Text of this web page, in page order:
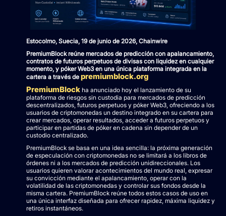
Estocolmo, Suecia, 19 de junio de 2026, Chainwire
PremiumBlock reúne mercados de predicción con apalancamiento,
contratos de futuros perpetuos de divisas con liquidez en cualquier
momento, y póker Web3 en una única plataforma integrada en la
cartera a través de premiumblock.org
PremiumBlock ha anunciado hoy el lanzamiento de su
plataforma de riesgos sin custodia para mercados de predicción
descentralizados, futuros perpetuos y póker Web3, ofreciendo a los
usuarios de criptomonedas un destino integrado en su cartera para
crear mercados, operar resultados, acceder a futuros perpetuos y
participar en partidas de póker en cadena sin depender de un
custodio centralizado.
PremiumBlock se basa en una idea sencilla: la próxima generación
de especulación con criptomonedas no se limitará a los libros de
órdenes ni a los mercados de predicción unidireccionales. Los
usuarios quieren valorar acontecimientos del mundo real, expresar
su convicción mediante el apalancamiento, operar con la
volatilidad de las criptomonedas y controlar sus fondos desde la
misma cartera. PremiumBlock reúne todos estos casos de uso en
una única interfaz diseñada para ofrecer rapidez, máxima liquidez y
retiros instantáneos.